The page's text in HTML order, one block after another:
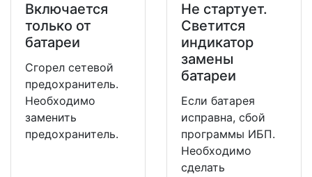
Включается
только от
батареи
Сгорел сетевой
предохранитель.
Необходимо
заменить
предохранитель.
Не стартует.
Светится
индикатор
замены
батареи
Если батарея
исправна, сбой
программы ИБП.
Необходимо
сделать